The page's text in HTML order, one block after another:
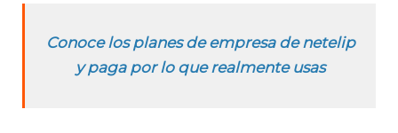
Conoce los planes de empresa de netelip
y paga por lo que realmente usas